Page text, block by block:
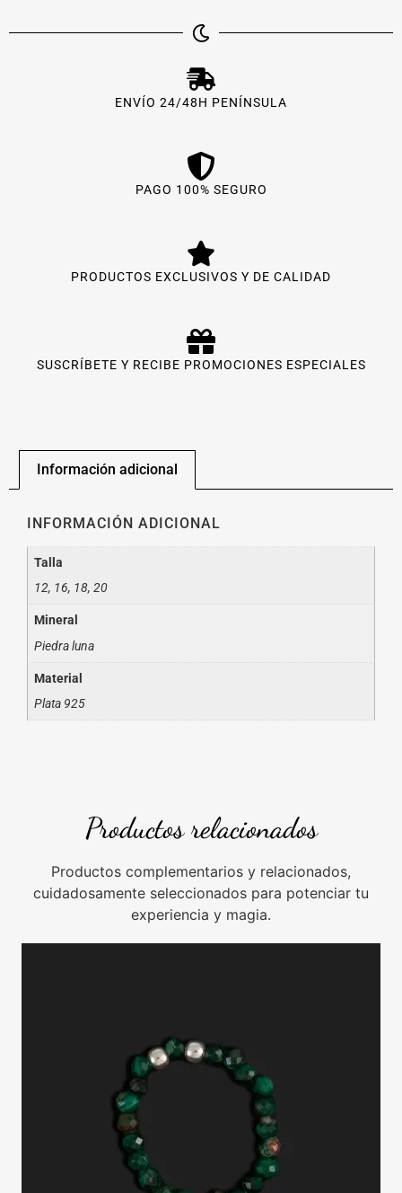
ENVÍO 24/48H PENÍNSULA
PAGO 100% SEGURO
PRODUCTOS EXCLUSIVOS Y DE CALIDAD
SUSCRÍBETE Y RECIBE PROMOCIONES ESPECIALES
Información adicional
INFORMACIÓN ADICIONAL
Talla
12, 16, 18, 20
Mineral
Piedra luna
Material
Plata 925
Productos relacionados
Productos complementarios y relacionados,
cuidadosamente seleccionados para potenciar tu
experiencia y magia.